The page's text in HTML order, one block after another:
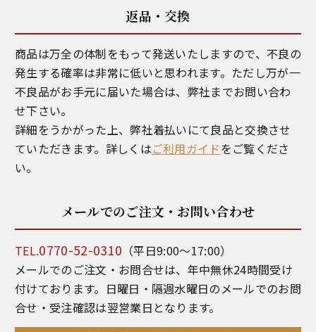
返品・交換
商品は万全の体制をもって発送いたしますので、不良の
発生する確率は非常に低いと思われます。ただし万が一
不良品がお手元に届いた場合は、弊社までお問い合わ
せ下さい。
詳細をうかがった上、弊社着払いにて良品と交換させ
ていただきます。詳しくはご利用ガイドをご覧くださ
い。
メールでのご注文・お問い合わせ
TEL.0770-52-0310 （平日9:00～17:00）
メールでのご注文・お問合せは、年中無休24時間受け
付けております。日曜日・隔週水曜日のメールでのお問
合せ・受注確認は翌営業日となります。